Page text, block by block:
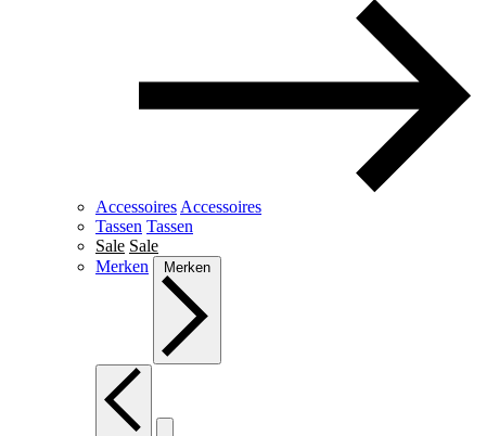
Accessoires Accessoires
Tassen Tassen
Sale Sale
Merken
Merken